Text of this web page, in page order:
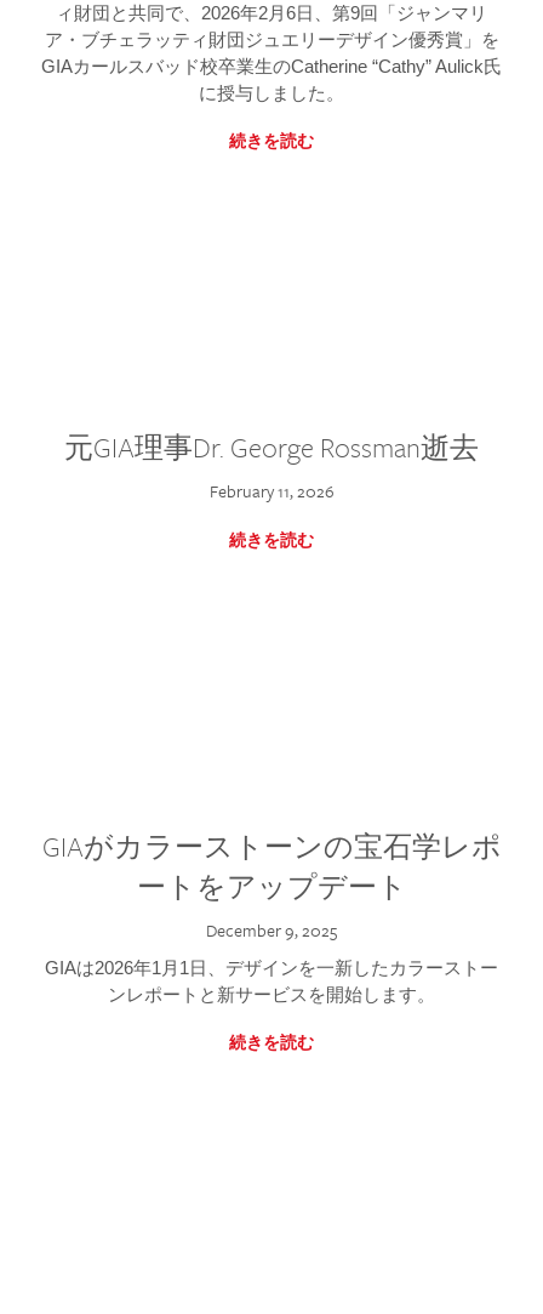
ィ財団と共同で、2026年2月6日、第9回「ジャンマリ
ア・ブチェラッティ財団ジュエリーデザイン優秀賞」を
GIAカールスバッド校卒業生のCatherine “Cathy” Aulick氏
に授与しました。
続きを読む
元GIA理事Dr. George Rossman逝去
February 11, 2026
続きを読む
GIAがカラーストーンの宝石学レポ
ートをアップデート
December 9, 2025
GIAは2026年1月1日、デザインを一新したカラーストー
ンレポートと新サービスを開始します。
続きを読む